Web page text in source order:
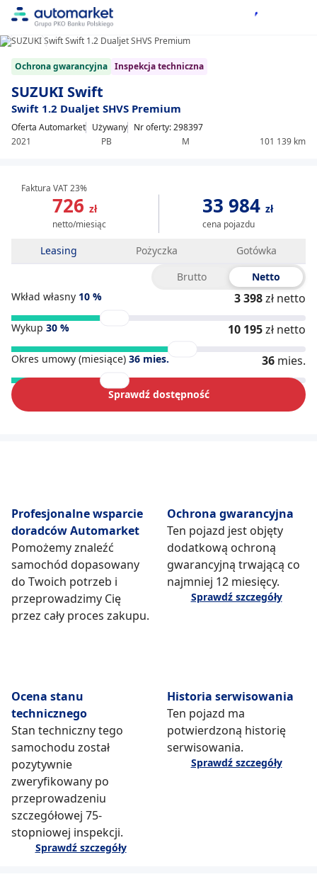
14
1/14
Ochrona gwarancyjna Inspekcja techniczna
SUZUKI Swift
Swift 1.2 Dualjet SHVS Premium
Oferta Automarket Używany
2021
PB M 101 139 km
Nr oferty: 298397
726 zł
netto/miesiąc
33 984zł
cena pojazdu
Faktura VAT 23%
Leasing Pożyczka
Gotówka
Brutto
Netto
Wkład własny 10 % 3 398zł netto
Wykup 30 % 10 195zł netto
Okres umowy (miesiące) 36 mies. 36 mies.
Sprawdź dostępność
Profesjonalne wsparcie
doradców Automarket
Pomożemy znaleźć
samochód dopasowany
do Twoich potrzeb i
przeprowadzimy Cię
przez cały proces zakupu.
Ochrona gwarancyjna
Ten pojazd jest objęty
dodatkową ochroną
gwarancyjną trwającą co
najmniej 12 miesięcy.
Sprawdź szczegóły
Ocena stanu
technicznego
Stan techniczny tego
samochodu został
pozytywnie
zweryfikowany po
przeprowadzeniu
szczegółowej 75-
stopniowej inspekcji.
Sprawdź szczegóły
Historia serwisowania
Ten pojazd ma
potwierdzoną historię
serwisowania.
Sprawdź szczegóły